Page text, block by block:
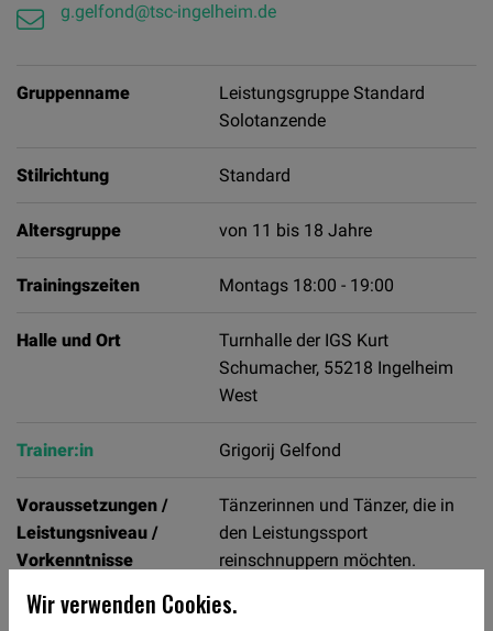
g.gelfond@tsc-ingelheim.de
Gruppenname
Leistungsgruppe Standard
Solotanzende
Stilrichtung Standard
Altersgruppe von 11 bis 18 Jahre
Trainingszeiten Montags 18:00 - 19:00
Halle und Ort
Turnhalle der IGS Kurt
Schumacher, 55218 Ingelheim
West
Trainer:in Grigorij Gelfond
Voraussetzungen /
Leistungsniveau /
Vorkenntnisse
Tänzerinnen und Tänzer, die in
den Leistungssport
reinschnuppern möchten.
Gruppenbeschreibung
Diese
Wir verwenden Cookies.